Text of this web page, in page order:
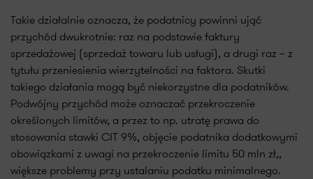
Takie działalnie oznacza, że podatnicy powinni ująć
przychód dwukrotnie: raz na podstawie faktury
sprzedażowej (sprzedaż towaru lub usługi), a drugi raz – z
tytułu przeniesienia wierzytelności na faktora. Skutki
takiego działania mogą być niekorzystne dla podatników.
Podwójny przychód może oznaczać przekroczenie
określonych limitów, a przez to np. utratę prawa do
stosowania stawki CIT 9%, objęcie podatnika dodatkowymi
obowiązkami z uwagi na przekroczenie limitu 50 mln zł,,
większe problemy przy ustalaniu podatku minimalnego.